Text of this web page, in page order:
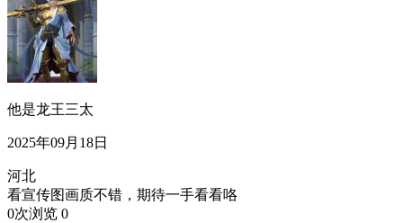
他是龙王三太
2025年09月18日
河北
看宣传图画质不错，期待一手看看咯
0次浏览 0